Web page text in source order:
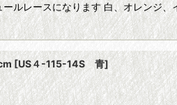
ルレースになります 白、オレンジ
[US４-115-14S 青]